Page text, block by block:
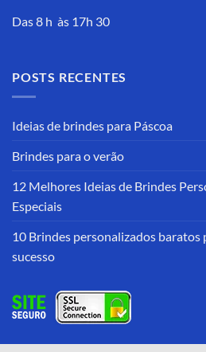
Das 8 h às 17h 30
POSTS RECENTES
Ideias de brindes para Páscoa
Brindes para o verão
12 Melhores Ideias de Brindes
Especiais
10 Brindes personalizados baratos
sucesso